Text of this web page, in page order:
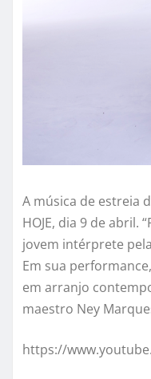
A música de estreia
HOJE, dia 9 de abril.
jovem intérprete
Em sua
em arranjo
maestro Ney
https://